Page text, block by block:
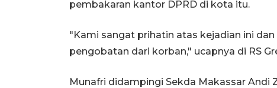
pembakaran kantor DPRD di kota itu.
"Kami sangat prihatin atas kejadian ini
pengobatan dari korban," ucapnya di RS
Munafri didampingi Sekda Makassar Andi